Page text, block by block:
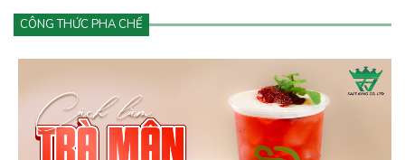
CÔNG THỨC PHA CHẾ